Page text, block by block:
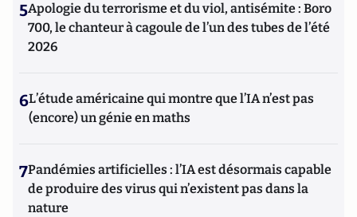
5Apologie du terrorisme et du viol, antisémite : Boro
700, le chanteur à cagoule de l’un des tubes de l’été
2026
6L’étude américaine qui montre que l’IA n’est pas
(encore) un génie en maths
7Pandémies artificielles : l’IA est désormais capable
de produire des virus qui n’existent pas dans la
nature